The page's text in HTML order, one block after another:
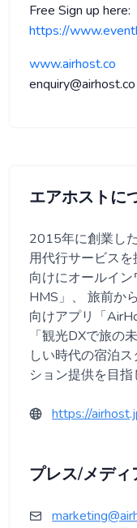
エアホストに
2015年に創業し
用代行サービス
向けにオールイ
HMS」、 旅前か
向けアプリ「
「観光DXで旅の
しい時代の宿泊
ション提供を目指
https://
プレス/メデ
Free Sign up here:
https://
www.airhost.co
enquiry@airhost.co